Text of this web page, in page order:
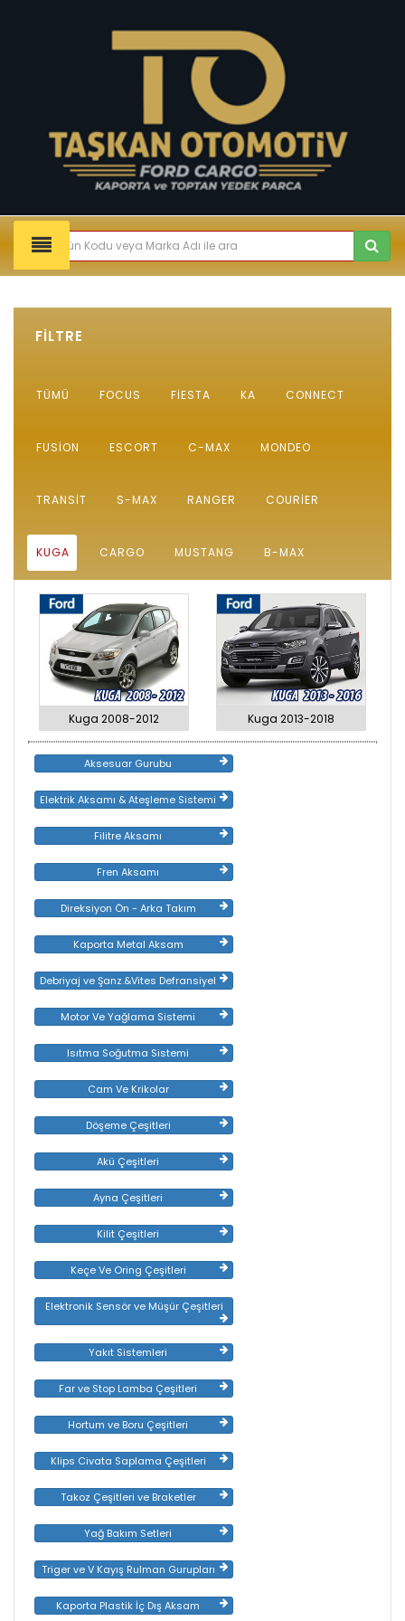
FİLTRE
TÜMÜ FOCUS FIESTA KA CONNECT
FUSION ESCORT C-MAX MONDEO
TRANSIT S-MAX RANGER COURIER
KUGA CARGO MUSTANG B-MAX
Kuga 2008-2012 Kuga 2013-2018
Aksesuar Gurubu
Elektrik Aksamı & Ateşleme Sistemi
Filitre Aksamı
Fren Aksamı
Direksiyon Ön - Arka Takım
Kaporta Metal Aksam
Debriyaj ve Şanz.&Vites Defransiyel
Motor Ve Yağlama Sistemi
Isıtma Soğutma Sistemi
Cam Ve Krikolar
Döşeme Çeşitleri
Akü Çeşitleri
Ayna Çeşitleri
Kilit Çeşitleri
Keçe Ve Oring Çeşitleri
Elektronik Sensör ve Müşür Çeşitleri
Yakıt Sistemleri
Far ve Stop Lamba Çeşitleri
Hortum ve Boru Çeşitleri
Klips Civata Saplama Çeşitleri
Takoz Çeşitleri ve Braketler
Yağ Bakım Setleri
Triger ve V Kayış Rulman Gurupları
Kaporta Plastik İç Dış Aksam